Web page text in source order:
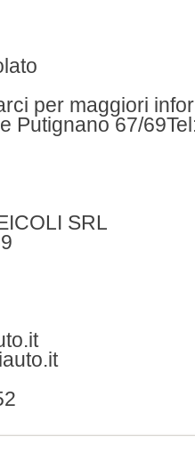
per maggiori
Putignano 67/
SRL